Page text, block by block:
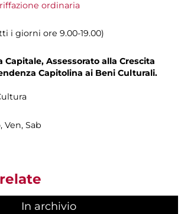
ordinaria
i giorni ore 9.00-19.00)
Capitale, Assessorato alla Crescita
Capitolina ai Beni Culturali.
Ven, Sab
In archivio